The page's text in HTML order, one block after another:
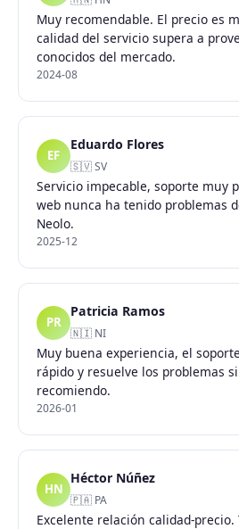
Muy recomendable. El precio es
calidad del servicio supera a
conocidos del mercado.
2024-08
EF
Eduardo Flores
🇸🇻 SV
Servicio impecable, soporte muy
web nunca ha tenido problemas
Neolo.
2025-12
PR
Patricia Ramos
🇳🇮 NI
Muy buena experiencia, el
rápido y resuelve los problemas
recomiendo.
2026-01
HN
Héctor Núñez
🇵🇦 PA
Excelente relación calidad-